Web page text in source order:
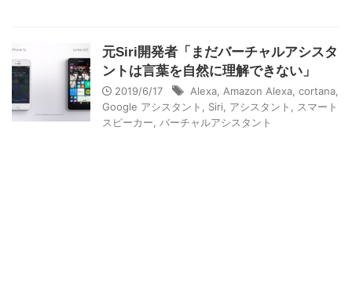
元Siri開発者「まだバーチャルアシスタ
ントは言葉を自然に理解できない」
2019/6/17 Alexa Amazon Alexa cortana
Google アシスタント
Siri アシスタント
スマート
スピーカー
バーチャルアシスタント